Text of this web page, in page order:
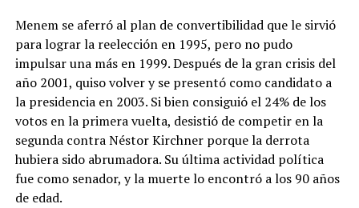
Menem se aferró al plan de convertibilidad que le sirvió
para lograr la reelección en 1995, pero no pudo
impulsar una más en 1999. Después de la gran crisis del
año 2001, quiso volver y se presentó como candidato a
la presidencia en 2003. Si bien consiguió el 24% de los
votos en la primera vuelta, desistió de competir en la
segunda contra Néstor Kirchner porque la derrota
hubiera sido abrumadora. Su última actividad política
fue como senador, y la muerte lo encontró a los 90 años
de edad.